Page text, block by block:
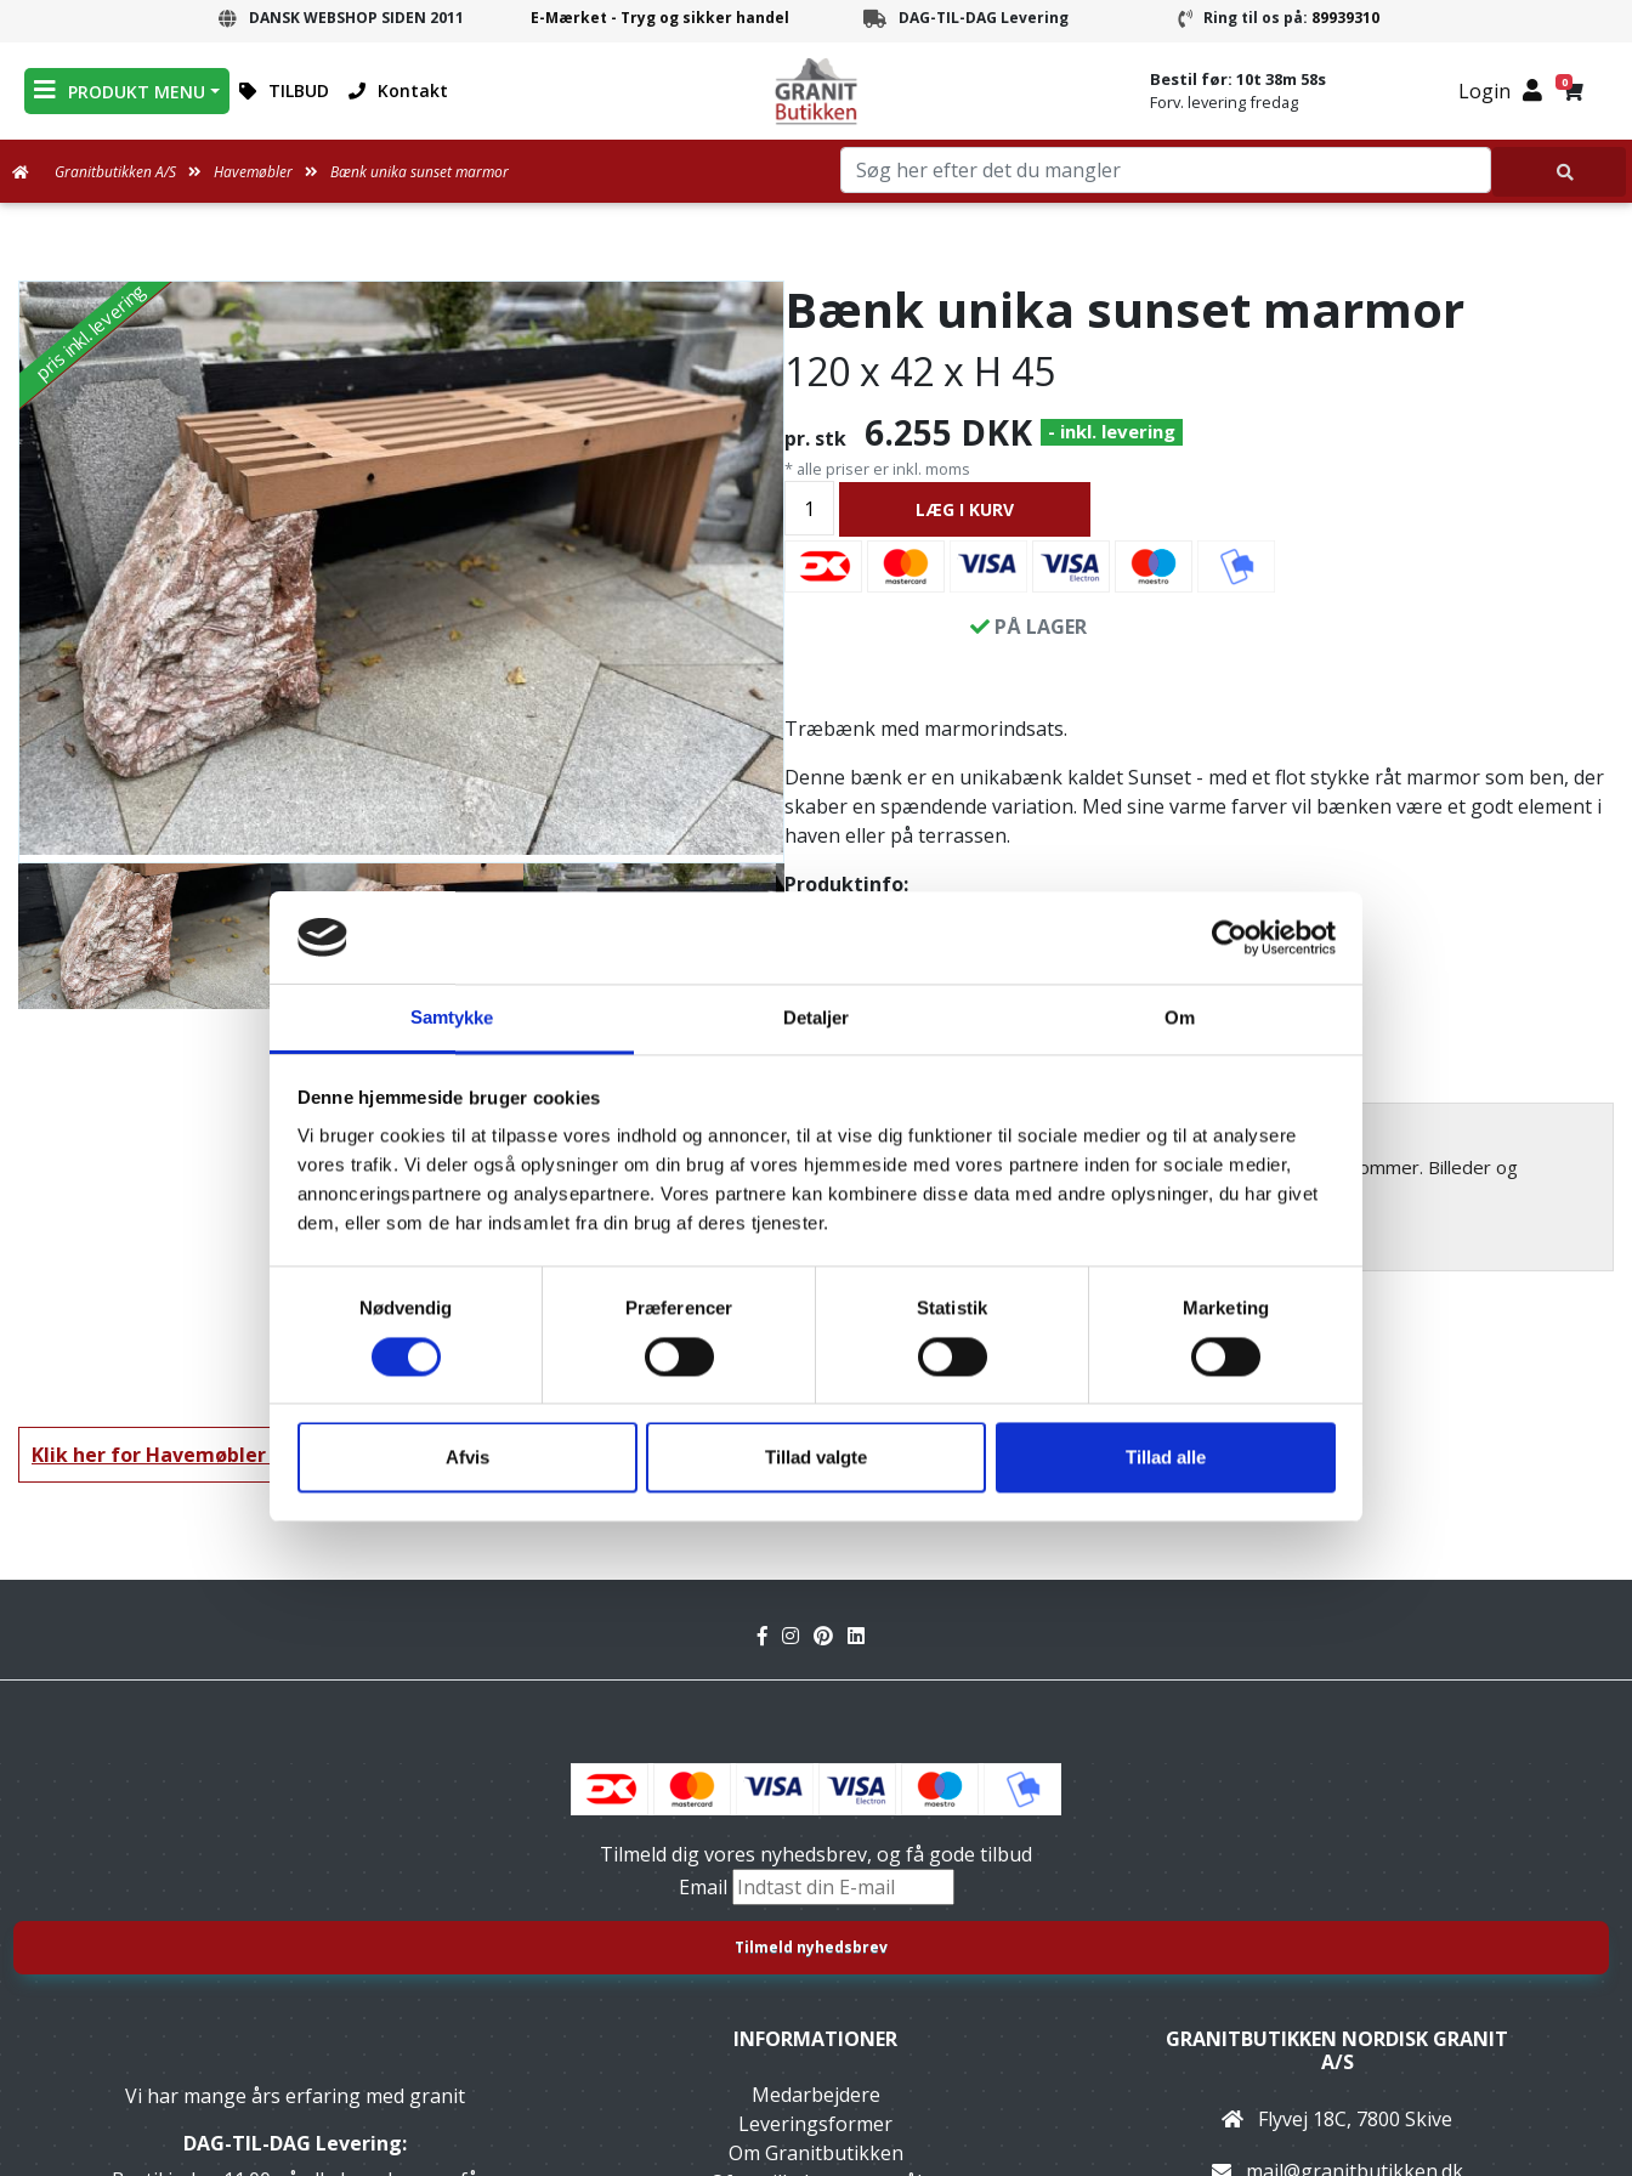
Samtykke Detaljer Om
Denne hjemmeside bruger cookies
Vi bruger cookies til at tilpasse vores indhold og annoncer, til at vise dig funktioner til sociale medier og til at analysere
vores trafik. Vi deler også oplysninger om din brug af vores hjemmeside med vores partnere inden for sociale medier,
annonceringspartnere og analysepartnere. Vores partnere kan kombinere disse data med andre oplysninger, du har givet
dem, eller som de har indsamlet fra din brug af deres tjenester.
Nødvendig
Præferencer Statistik Marketing
Afvis Tillad valgte Tillad alle
pris inkl. levering Bænk unika sunset marmor
120 x 42 x H 45
pr. stk 6.255 DKK - inkl. levering
* alle priser er inkl. moms
LÆG I KURV
PÅ LAGER
Træbænk med marmorindsats.
Denne bænk er en unikabænk kaldet Sunset - med et flot stykke råt marmor som ben, der
skaber en spændende variation. Med sine varme farver vil bænken være et godt element i
haven eller på terrassen.
Produktinfo:
Højde: ca. 42 cm
Vægt: ca. 80 kg.
Naturprodukt – variationer forekommer
Granit er et naturmateriale, og variationer i farve og struktur forekommer. Billeder og
farveprøver er vejledende.
Klik her for Havemøbler oversigt
DANSK WEBSHOP
DANSK WEBSHOP SIDEN 2011 E-Mærket - Tryg og sikker handel Branchens hurtigste levering
DAG-TIL-DAG Levering Ring til Granitbutikken 89939310
Ring til os på: 89939310
Bestil før: 10t 38m 57s
Forv. levering fredag
Login 0
PRODUKT MENU TILBUD Kontakt
Granitbutikken A/S Havemøbler Bænk unika sunset marmor
Tilmeld dig vores nyhedsbrev, og få gode tilbud
Email
Vi har mange års erfaring med granit
DAG-TIL-DAG Levering:
INFORMATIONER
Medarbejdere
Leveringsformer
Om Granitbutikken
GRANITBUTIKKEN NORDISK GRANIT
A/S
Flyvej 18C, 7800 Skive